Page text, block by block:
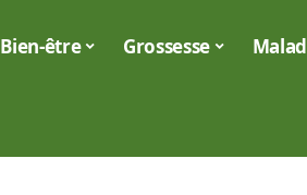
Bien-être Grossesse